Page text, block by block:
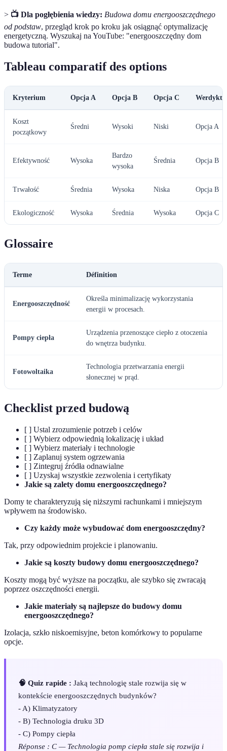
> 📺 Dla pogłębienia wiedzy: Budowa domu energooszczędnego
od podstaw, przegląd krok po kroku jak osiągnąć optymalizację
energetyczną. Wyszukaj na YouTube: "energooszczędny dom
budowa tutorial".
Tableau comparatif des options
Kryterium Opcja A Opcja B Opcja C Werdykt
Koszt
początkowy
Średni Wysoki Niski Opcja A
Efektywność Wysoka
Bardzo
wysoka
Średnia Opcja B
Trwałość Średnia Wysoka Niska Opcja B
Ekologiczność Wysoka Średnia Wysoka Opcja C
Glossaire
Terme Définition
Energooszczędność
Określa minimalizację wykorzystania
energii w procesach.
Pompy ciepła
Urządzenia przenoszące ciepło z otoczenia
do wnętrza budynku.
Fotowoltaika
Technologia przetwarzania energii
słonecznej w prąd.
Checklist przed budową
[ ] Ustal zrozumienie potrzeb i celów
[ ] Wybierz odpowiednią lokalizację i układ
[ ] Wybierz materiały i technologie
[ ] Zaplanuj system ogrzewania
[ ] Zintegruj źródła odnawialne
[ ] Uzyskaj wszystkie zezwolenia i certyfikaty
Jakie są zalety domu energooszczędnego?
Domy te charakteryzują się niższymi rachunkami i mniejszym
wpływem na środowisko.
Czy każdy może wybudować dom energooszczędny?
Tak, przy odpowiednim projekcie i planowaniu.
Jakie są koszty budowy domu energooszczędnego?
Koszty mogą być wyższe na początku, ale szybko się zwracają
poprzez oszczędności energii.
Jakie materiały są najlepsze do budowy domu
energooszczędnego?
Izolacja, szkło niskoemisyjne, beton komórkowy to popularne
opcje.
🧠 Quiz rapide : Jaką technologię stale rozwija się w
kontekście energooszczędnych budynków?
- A) Klimatyzatory
- B) Technologia druku 3D
- C) Pompy ciepła
Réponse : C — Technologia pomp ciepła stale się rozwija i